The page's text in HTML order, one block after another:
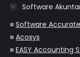
new
window
new
window
new
window
new
Software
■ Software Accurate
■ Acosys
■ EASY Accounting